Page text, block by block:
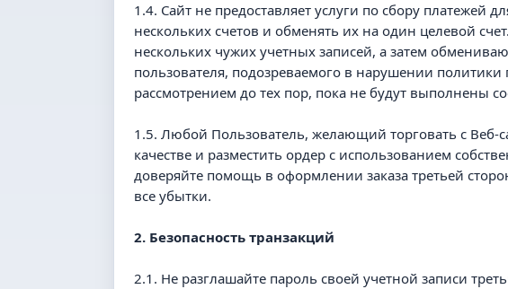
1.4. Сайт не предоставляет услуги по сбору
нескольких счетов и обменять их на один целевой
нескольких чужих учетных записей, а затем
пользователя, подозреваемого в нарушении
рассмотрением до тех пор, пока не будут выполнены
1.5. Любой Пользователь, желающий торговать с Веб-
качестве и разместить ордер с использованием
доверяйте помощь в оформлении заказа третьей
все убытки.
2. Безопасность транзакций
2.1. Не разглашайте пароль своей учетной записи